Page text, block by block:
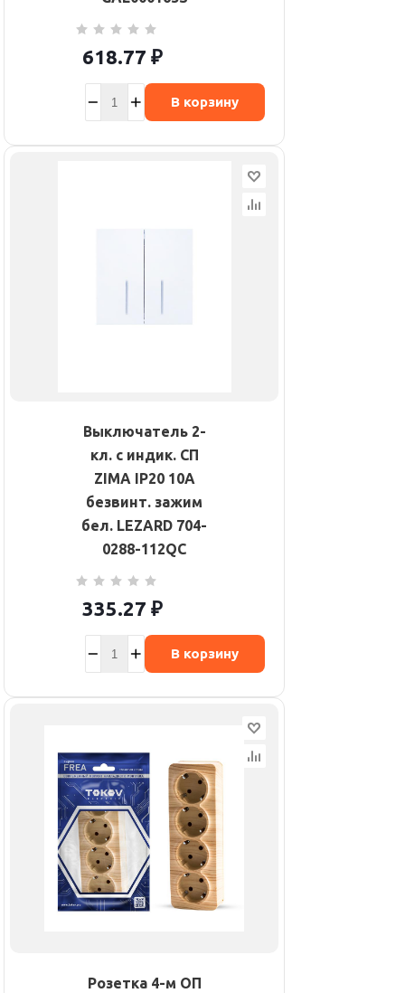
618.77 ₽
В корзину
Выключатель 2-
кл. с индик. СП
ZIMA IP20 10А
безвинт. зажим
бел. LEZARD 704-
0288-112QC
335.27 ₽
В корзину
Розетка 4-м ОП